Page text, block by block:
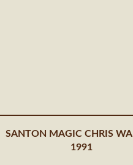
SANTON MAGIC CHRIS
1991